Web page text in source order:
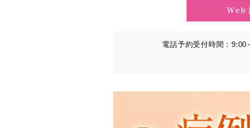
・その他、特定の個人を識別する
・患者様がご利用になった各種サ
（これには、Cookie情報、アクセ
③TCBグループが第三者から間接的
電話予約受付時間：